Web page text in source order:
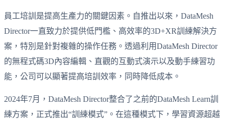
員工培訓是提高生產力的關鍵因素。自推出以來，DataMesh
Director一直致力於提供低門檻、高效率的3D+XR訓練解決方
案，特別是針對複雜的操作任務。透過利用DataMesh Director
的無程式碼3D內容編輯、直觀的互動式演示以及動手練習功
能，公司可以顯著提高培訓效率，同時降低成本。
2024年7月，DataMesh Director整合了之前的DataMesh Learn訓
練方案，正式推出“訓練模式”。在這種模式下，學習資源超越